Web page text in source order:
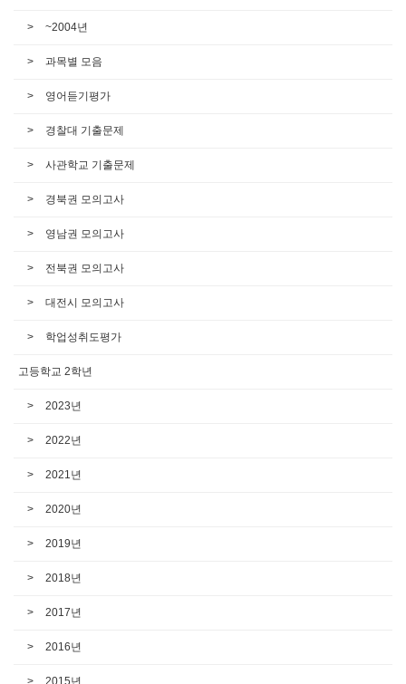
~2004년
과목별 모음
영어듣기평가
경찰대 기출문제
사관학교 기출문제
경북권 모의고사
영남권 모의고사
전북권 모의고사
대전시 모의고사
학업성취도평가
고등학교 2학년
2023년
2022년
2021년
2020년
2019년
2018년
2017년
2016년
2015년